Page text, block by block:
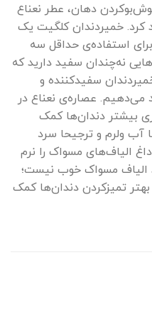
دهان، عطر نعناع
کرد. خمیردندان کلگیت یک
و برای استفاده‌ی حداقل سه
نه‌چندان سفید دارید که
سفیدکننده و
می‌دهیم. عصاره‌ی نعناع در
بیشتر دندان‌ها کمک
آب ولرم و ترجیحا سرد
الیاف‌های مسواک را نرم
الیاف مسواک خوب نیست؛
تمیزکردن دندان‌ها کمک